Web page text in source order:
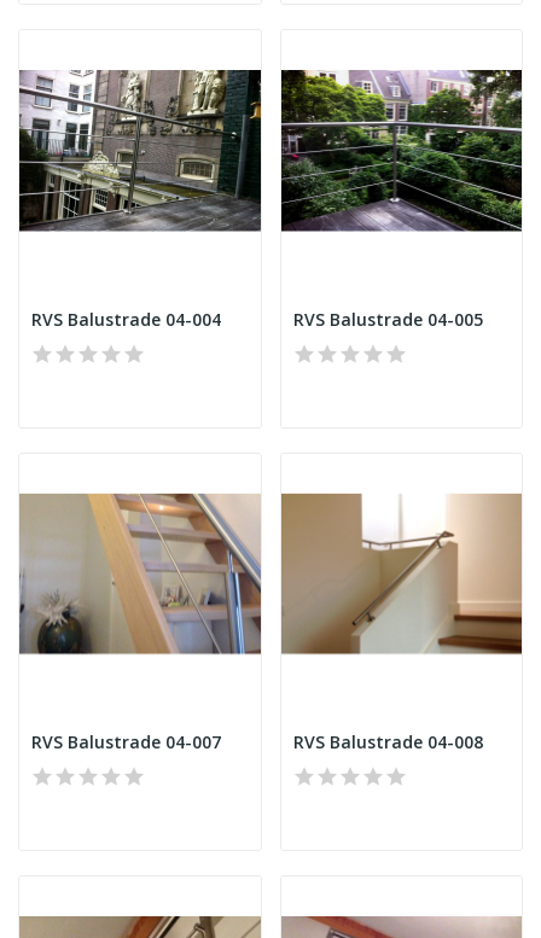
RVS Balustrade 04-004 RVS Balustrade 04-005
RVS Balustrade 04-007 RVS Balustrade 04-008